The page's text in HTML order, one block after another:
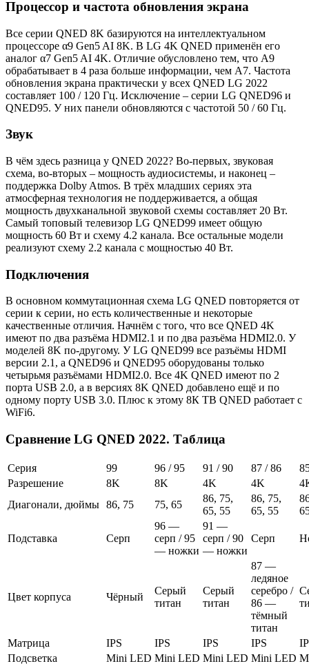
Процессор и частота обновления экрана
Все серии QNED 8K базируются на интеллектуальном
процессоре α9 Gen5 AI 8K. В LG 4K QNED применён его
аналог α7 Gen5 AI 4K. Отличие обусловлено тем, что A9
обрабатывает в 4 раза больше информации, чем A7. Частота
обновления экрана практически у всех QNED LG 2022
составляет 100 / 120 Гц. Исключение – серии LG QNED96 и
QNED95. У них панели обновляются с частотой 50 / 60 Гц.
Звук
В чём здесь разница у QNED 2022? Во-первых, звуковая
схема, во-вторых – мощность аудиосистемы, и наконец –
поддержка Dolby Atmos. В трёх младших сериях эта
атмосферная технология не поддерживается, а общая
мощность двухканальной звуковой схемы составляет 20 Вт.
Самый топовый телевизор LG QNED99 имеет общую
мощность 60 Вт и схему 4.2 канала. Все остальные модели
реализуют схему 2.2 канала с мощностью 40 Вт.
Подключения
В основном коммутационная схема LG QNED повторяется от
серии к серии, но есть количественные и некоторые
качественные отличия. Начнём с того, что все QNED 4K
имеют по два разъёма HDMI2.1 и по два разъёма HDMI2.0. У
моделей 8K по-другому. У LG QNED99 все разъёмы HDMI
версии 2.1, а QNED96 и QNED95 оборудованы только
четырьмя разъёмами HDMI2.0. Все 4K QNED имеют по 2
порта USB 2.0, а в версиях 8K QNED добавлено ещё и по
одному порту USB 3.0. Плюс к этому 8К ТВ QNED работает с
WiFi6.
Сравнение LG QNED 2022. Таблица
Серия 99 96 / 95 91 / 90 87 / 86
Разрешение
8K 8K 4K 4K
Диагонали, дюймы 86, 75 75, 65
86, 75,
65, 55
86, 75,
65, 55
Подставка Серп
96 —
серп / 95
— ножки
91 —
серп / 90
— ножки
Серп
Цвет корпуса Чёрный
Серый
титан
Серый
титан
87 —
ледяное
серебро /
86 —
тёмный
титан
Матрица IPS IPS IPS IPS
Подсветка
Mini LED Mini LED Mini LED Mini LED